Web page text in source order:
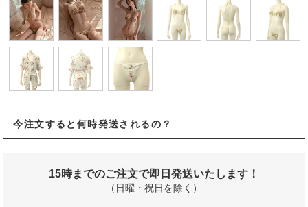
今注文すると何時発送されるの？
15時までのご注文で即日発送いたします！
（日曜・祝日を除く）